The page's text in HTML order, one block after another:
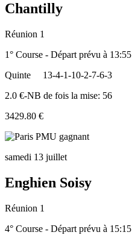
Chantilly
Réunion 1
1° Course - Départ prévu à 13:55
Quinte
13-4-1-10-2-7-6-3
2.0 €-NB de fois la mise: 56
3429.80 €
samedi 13 juillet
Enghien Soisy
Réunion 1
4° Course - Départ prévu à 15:15